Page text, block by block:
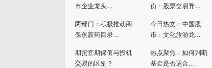
市企业龙头...
份：股票交易异...
两部门：积极推动商
保创新药目录...
今日热文：中国股
市：文化旅游龙...
期货套期保值与投机
交易的区别？
热点聚焦：如何判断
基金是否适合...